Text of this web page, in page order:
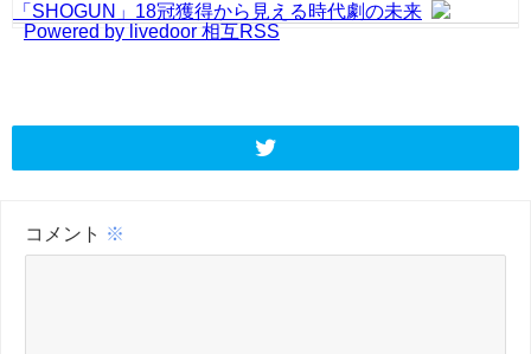
「SHOGUN」18冠獲得から見える時代劇の未来
Powered by livedoor 相互RSS
コメント ※